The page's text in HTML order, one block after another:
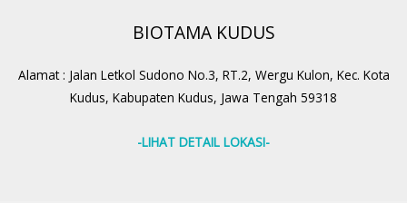
BIOTAMA KUDUS
Alamat : Jalan Letkol Sudono No.3, RT.2, Wergu Kulon, Kec. Kota
Kudus, Kabupaten Kudus, Jawa Tengah 59318
-LIHAT DETAIL LOKASI-